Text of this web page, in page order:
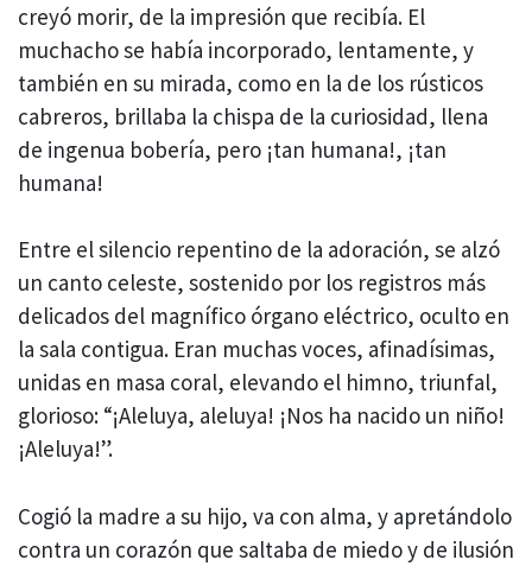
creyó morir, de la impresión que recibía. El
muchacho se había incorporado, lentamente, y
también en su mirada, como en la de los rústicos
cabreros, brillaba la chispa de la curiosidad, llena
de ingenua bobería, pero ¡tan humana!, ¡tan
humana!
Entre el silencio repentino de la adoración, se alzó
un canto celeste, sostenido por los registros más
delicados del magnífico órgano eléctrico, oculto en
la sala contigua. Eran muchas voces, afinadísimas,
unidas en masa coral, elevando el himno, triunfal,
glorioso: “¡Aleluya, aleluya! ¡Nos ha nacido un niño!
¡Aleluya!”.
Cogió la madre a su hijo, va con alma, y apretándolo
contra un corazón que saltaba de miedo y de ilusión